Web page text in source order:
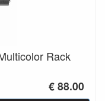
Rack
€ 88.00